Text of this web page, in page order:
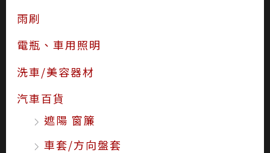
雨刷
電瓶、車用照明
洗車/美容器材
汽車百貨
遮陽 窗簾
車套/方向盤套